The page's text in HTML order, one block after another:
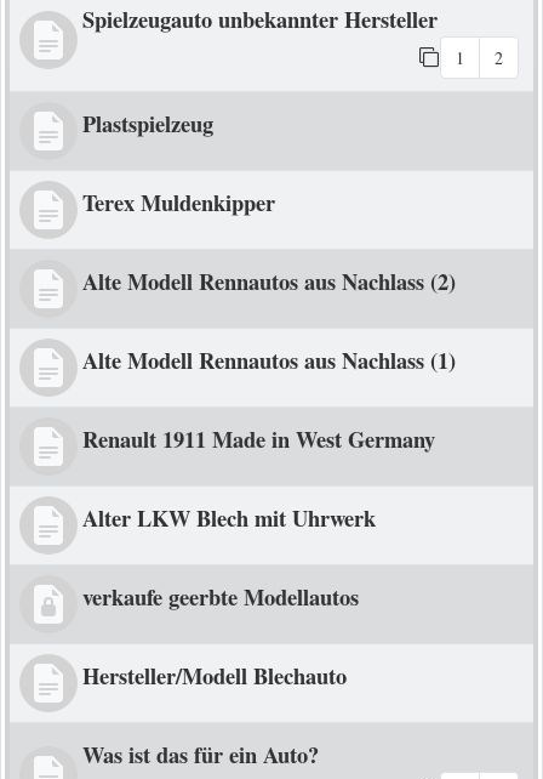
Spielzeugauto unbekannter Hersteller
1 2
Plastspielzeug
Terex Muldenkipper
Alte Modell Rennautos aus Nachlass (2)
Alte Modell Rennautos aus Nachlass (1)
Renault 1911 Made in West Germany
Alter LKW Blech mit Uhrwerk
verkaufe geerbte Modellautos
Hersteller/Modell Blechauto
Was ist das für ein Auto?